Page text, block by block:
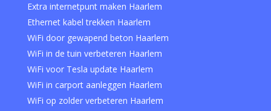
Extra internetpunt maken Haarlem
Ethernet kabel trekken Haarlem
WiFi door gewapend beton Haarlem
WiFi in de tuin verbeteren Haarlem
WiFi voor Tesla update Haarlem
WiFi in carport aanleggen Haarlem
WiFi op zolder verbeteren Haarlem